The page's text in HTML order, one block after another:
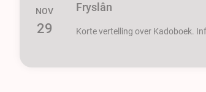
NOV
29
Fryslân
Korte vertelling over Kadoboek.